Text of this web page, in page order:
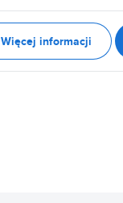
Więcej informacji